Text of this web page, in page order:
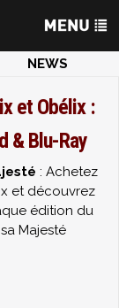
NEWS
et Obélix :
& Blu-Ray
: Achetez
et découvrez
édition du
Majesté